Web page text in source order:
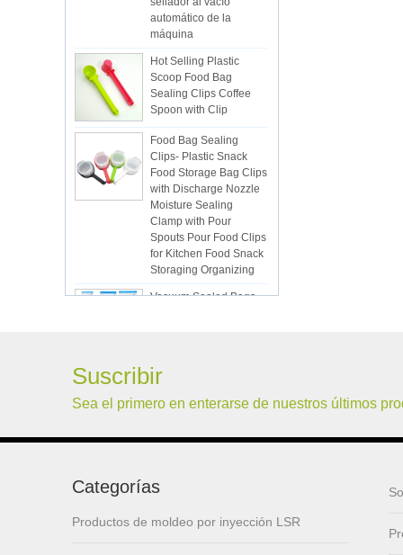
máquina
Hot Selling Plastic
Scoop Food Bag
Sealing Clips Coffee
Spoon with Clip
Food Bag Sealing
Clips- Plastic Snack
Food Storage Bag Clips
with Discharge Nozzle
Moisture Sealing
Clamp with Pour
Spouts Pour Food Clips
for Kitchen Food Snack
Storaging Organizing
Vacuum Sealed Bags
Kitchen Food
ISR PC sunction cup
PC over-molding
Suscribir
Sea el primero en enterarse de nuestros últimos
Categorías
Productos de moldeo por inyección LSR